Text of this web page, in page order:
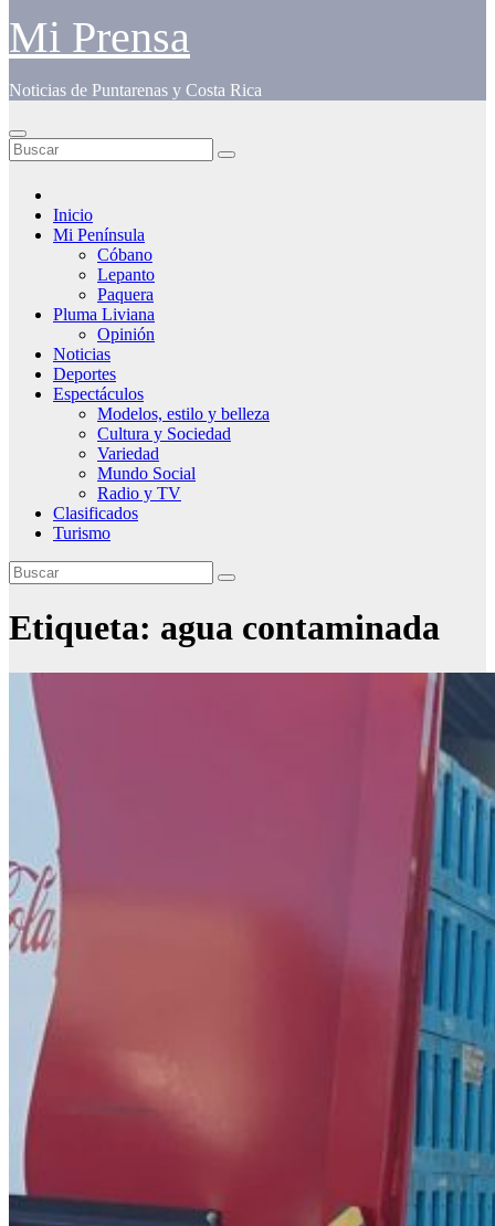
Mi Prensa
Noticias de Puntarenas y Costa Rica
Inicio
Mi Península
Cóbano
Lepanto
Paquera
Pluma Liviana
Opinión
Noticias
Deportes
Espectáculos
Modelos, estilo y belleza
Cultura y Sociedad
Variedad
Mundo Social
Radio y TV
Clasificados
Turismo
Etiqueta: agua contaminada